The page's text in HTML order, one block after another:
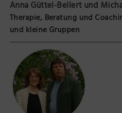
Präsenzstelle Prignitz
Museum Neuruppin
Brandenburg-Preußen
Wegemuseum Wusterhausen/
Anna Güttel-Bellert und
Therapie, Beratung und
und kleine Gruppen